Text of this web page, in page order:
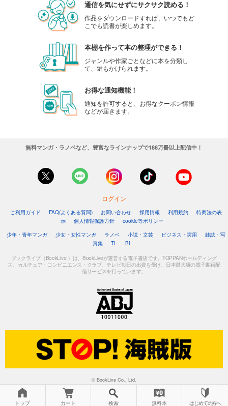
通信を気にせずにサクサク読める！
作品をダウンロードすれば、いつでもど
こでも読書が楽しめます。
本棚を作って本の整理ができる！
ジャンルや作家ごとなどに本を分類し
て、鍵もかけられます。
お得な通知機能！
通知を許可すると、お得なクーポン情報
などが届きます。
無料マンガ・ラノベなど、豊富なラインナップで188万冊以上配信中！
ログイン
ご利用ガイド FAQ(よくある質問) お問い合わせ 採用情報 利用規約
特商法の表
示
個人情報保護方針
cookie等ポリシー
少年・青年マンガ
少女・女性マンガ ラノベ 小説・文芸 ビジネス・実用
雑誌・写
真集
TL BL
ブックライブ（BookLive!）は、BookLiveが運営する電子書店です。TOPPANホールディング
ス、カルチュア・コンビニエンス・クラブ、テレビ朝日の出資を受け、日本最大級の電子書籍配
信サービスを行っています。
© BookLive Co., Ltd.
トップ カート 検索 無料本 はじめての方へ